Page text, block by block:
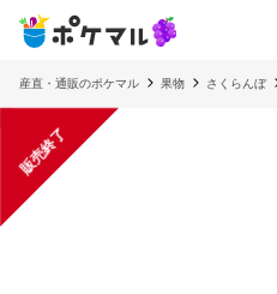
産直・通販のポケマル 果物 さくらんぼ
販売終了